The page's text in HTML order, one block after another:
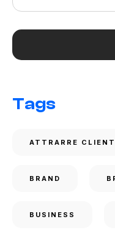
Tags
ATTRARRE
BRAND
BUSINESS